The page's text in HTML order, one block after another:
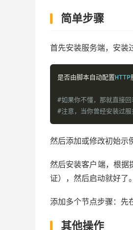
简单步骤
首先安装服务端，安装
是否由脚本自动配置HTTP
#如果你不懂，那就直接回
#注意，当你曾经安装过
然后添加或修改初始示
然后安装客户端，根据
证），然后启动就好了。
添加多个节点步骤：先
其他操作